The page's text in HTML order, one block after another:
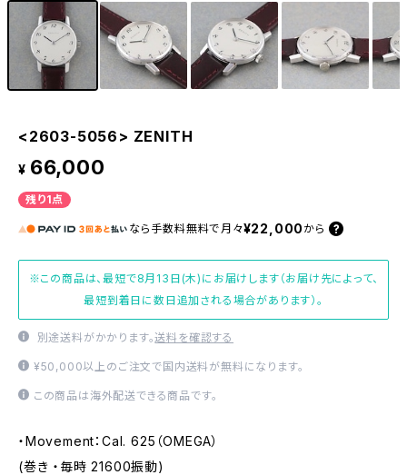
<2603-5056> ZENITH
¥ 66,000
残り1点
なら 手数料無料で 月々¥22,000 から
※この商品は、最短で8月13日(木)にお届けします（お届け先によって、
最短到着日に数日追加される場合があります）。
別途送料がかかります。送料を確認する
¥50,000以上のご注文で国内送料が無料になります。
この商品は海外配送できる商品です。
・Movement：Cal. 625（OMEGA）
(巻き ・毎時 21600振動)